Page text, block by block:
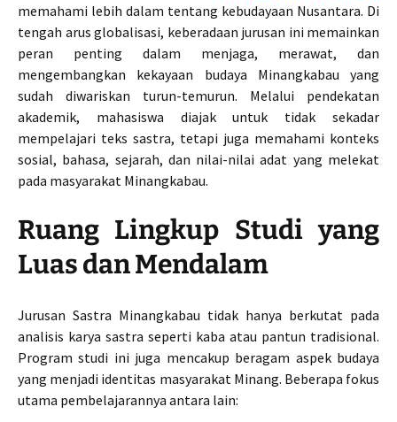
memahami lebih dalam tentang kebudayaan Nusantara. Di
tengah arus globalisasi, keberadaan jurusan ini memainkan
peran penting dalam menjaga, merawat, dan
mengembangkan kekayaan budaya Minangkabau yang
sudah diwariskan turun-temurun. Melalui pendekatan
akademik, mahasiswa diajak untuk tidak sekadar
mempelajari teks sastra, tetapi juga memahami konteks
sosial, bahasa, sejarah, dan nilai-nilai adat yang melekat
pada masyarakat Minangkabau.
Ruang Lingkup Studi yang
Luas dan Mendalam
Jurusan Sastra Minangkabau tidak hanya berkutat pada
analisis karya sastra seperti kaba atau pantun tradisional.
Program studi ini juga mencakup beragam aspek budaya
yang menjadi identitas masyarakat Minang. Beberapa fokus
utama pembelajarannya antara lain: